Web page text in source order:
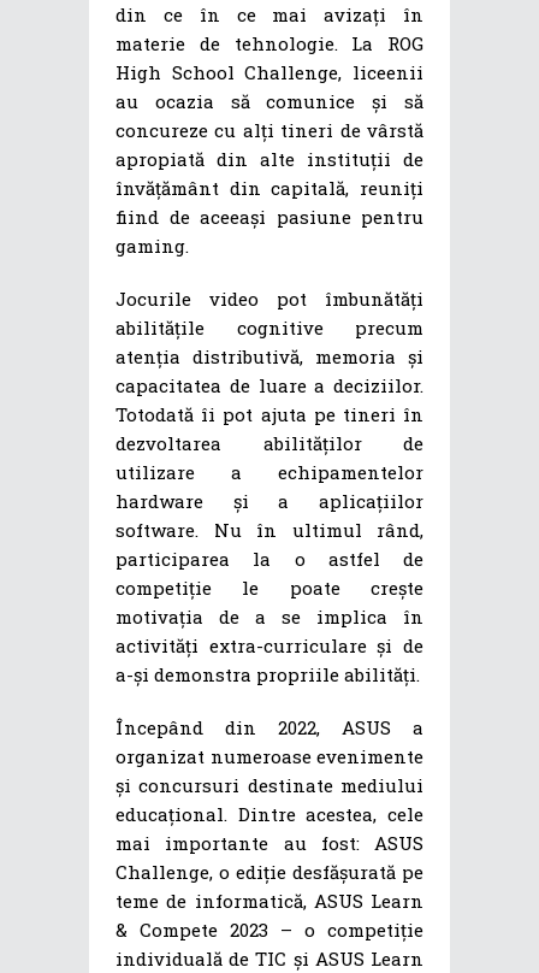
din ce în ce mai avizați în
materie de tehnologie. La ROG
High School Challenge, liceenii
au ocazia să comunice și să
concureze cu alți tineri de vârstă
apropiată din alte instituții de
învățământ din capitală, reuniți
fiind de aceeași pasiune pentru
gaming.
Jocurile video pot îmbunătăți
abilitățile cognitive precum
atenția distributivă, memoria și
capacitatea de luare a deciziilor.
Totodată îi pot ajuta pe tineri în
dezvoltarea abilităților de
utilizare a echipamentelor
hardware și a aplicațiilor
software. Nu în ultimul rând,
participarea la o astfel de
competiție le poate crește
motivația de a se implica în
activități extra-curriculare și de
a-și demonstra propriile abilități.
Începând din 2022, ASUS a
organizat numeroase evenimente
și concursuri destinate mediului
educațional. Dintre acestea, cele
mai importante au fost: ASUS
Challenge, o ediție desfășurată pe
teme de informatică, ASUS Learn
& Compete 2023 – o competiție
individuală de TIC și ASUS Learn